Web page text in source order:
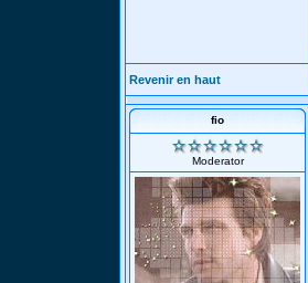
Revenir en haut
fio
Moderator